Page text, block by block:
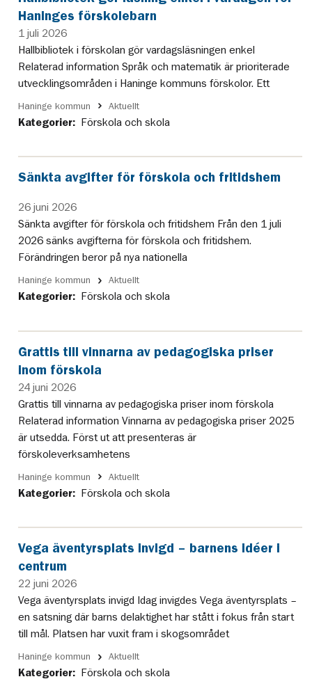
Haninges förskolebarn
1 juli 2026
Hallbibliotek i förskolan gör vardagsläsningen enkel
Relaterad information Språk och matematik är prioriterade
utvecklingsområden i Haninge kommuns förskolor. Ett
Haninge kommun Aktuellt
Kategorier: Förskola och skola
Sänkta avgifter för förskola och fritidshem
26 juni 2026
Sänkta avgifter för förskola och fritidshem Från den 1 juli
2026 sänks avgifterna för förskola och fritidshem.
Förändringen beror på nya nationella
Haninge kommun Aktuellt
Kategorier: Förskola och skola
Grattis till vinnarna av pedagogiska priser
inom förskola
24 juni 2026
Grattis till vinnarna av pedagogiska priser inom förskola
Relaterad information Vinnarna av pedagogiska priser 2025
är utsedda. Först ut att presenteras är
förskoleverksamhetens
Haninge kommun Aktuellt
Kategorier: Förskola och skola
Vega äventyrsplats invigd – barnens idéer i
centrum
22 juni 2026
Vega äventyrsplats invigd Idag invigdes Vega äventyrsplats –
en satsning där barns delaktighet har stått i fokus från start
till mål. Platsen har vuxit fram i skogsområdet
Haninge kommun Aktuellt
Kategorier: Förskola och skola